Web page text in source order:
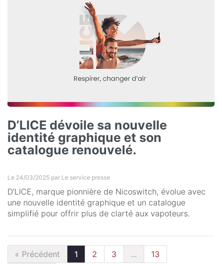
D’LICE dévoile sa nouvelle
identité graphique et son
catalogue renouvelé.
Le 24/03/2025 par Le service presse
D’LICE, marque pionnière de Nicoswitch, évolue avec
une nouvelle identité graphique et un catalogue
simplifié pour offrir plus de clarté aux vapoteurs.
« Précédent 1 2 3 ...
13